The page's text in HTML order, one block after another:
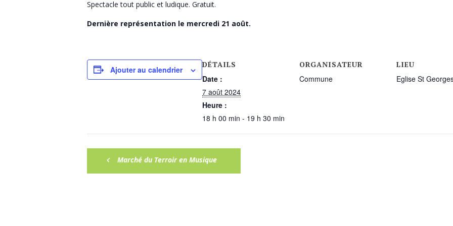
Spectacle tout public et ludique. Gratuit.
Dernière représentation le mercredi 21 août.
Ajouter au calendrier
DÉTAILS
Date :
7 août 2024
Heure :
18 h 00 min - 19 h 30 min
ORGANISATEUR
Commune
LIEU
Eglise St
Marché du Terroir en Musique